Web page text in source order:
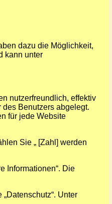
dazu die Möglichkeit,
kann unter
nutzerfreundlich, effektiv
Benutzers abgelegt.
für jede Website
Sie „ [Zahl] werden
Informationen“. Die
Unter